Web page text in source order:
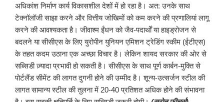
अधिकांश निर्माण कार्य विकासशील देशों में हो रहा है। अत: उनके साथ
टेक्नॉलॉजी साझा करने और वित्तीय जोखिमों को कम करने की प्रणालियां लागू
करने की आवश्यकता है। जीवाश्म ईंधन को जैव-पदार्थों या हाइड्रोजन से
बदलने या सीसीएस के लिए युरोपीन युनियन एमिशन ट्रेडिंग स्कीम (ईटीएस)
के तहत कदम उठाना एक अच्छा विचार है। लेकिन शायद सरकार की ओर से
सब्सिडी ज़्यादा प्रभावी हो सकती है। सीसीएस के साथ पूर्ण कार्बन-मुक्ति से
पोर्टलैंड सीमेंट की लागत दुगनी होने की उम्मीद है। शून्य-उत्सर्जन स्टील की
लागत सामान्य स्टील की तुलना में 20-40 प्रतिशत अधिक होने की संभावना